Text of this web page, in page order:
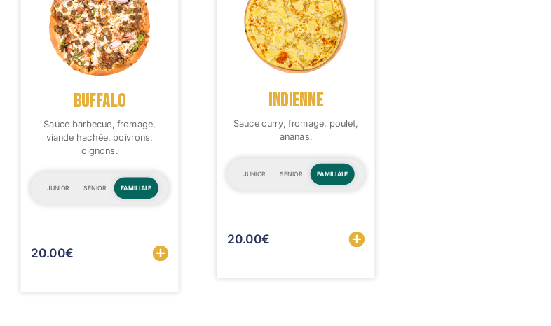
BUFFALO
Sauce barbecue, fromage,
viande hachée, poivrons,
oignons.
JUNIOR SENIOR FAMILIALE
20.00€ Sélectionner
INDIENNE
Sauce curry, fromage, poulet,
ananas.
JUNIOR SENIOR FAMILIALE
20.00€